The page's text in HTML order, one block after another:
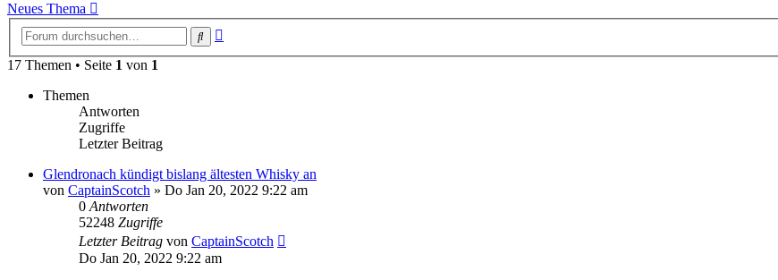
Neues Thema
Suche
17 Themen • Seite 1 von 1
Themen
Antworten
Zugriffe
Letzter Beitrag
Glendronach kündigt bislang ältesten Whisky an
von CaptainScotch » Do Jan 20, 2022 9:22 am
0 Antworten
52248 Zugriffe
Letzter Beitrag von CaptainScotch
Do Jan 20, 2022 9:22 am